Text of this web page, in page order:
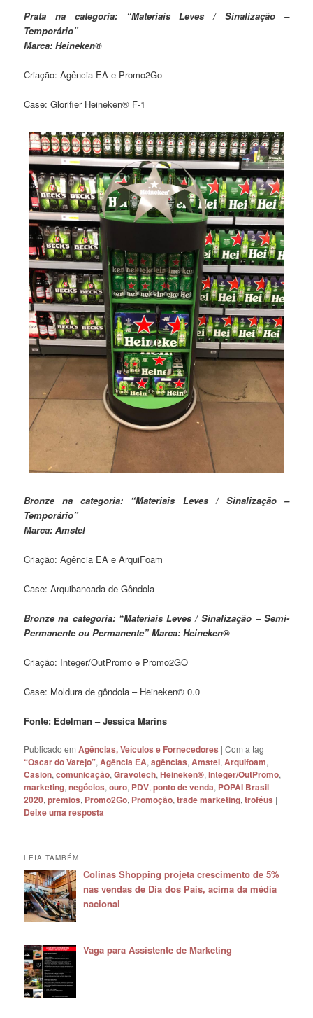
Prata na categoria: “Materiais Leves / Sinalização –
Temporário”
Marca: Heineken®
Criação: Agência EA e Promo2Go
Case: Glorifier Heineken® F-1
Bronze na categoria: “Materiais Leves / Sinalização –
Temporário”
Marca: Amstel
Criação: Agência EA e ArquiFoam
Case: Arquibancada de Gôndola
Bronze na categoria: “Materiais Leves / Sinalização – Semi-
Permanente ou Permanente”Marca: Heineken®
Criação: Integer/OutPromo e Promo2GO
Case: Moldura de gôndola – Heineken® 0.0
Fonte: Edelman – Jessica Marins
Publicado em Agências, Veículos e Fornecedores |Com a tag
“Oscar do Varejo”,Agência EA,agências,Amstel,Arquifoam,
Casion,comunicação,Gravotech,Heineken®,Integer/OutPromo,
marketing,negócios,ouro, PDV,ponto de venda, POPAI Brasil
2020,prêmios, Promo2Go, Promoção,trade marketing,troféus |
Deixe uma resposta
LEIA TAMBÉM
Colinas Shopping projeta crescimento de 5%
nas vendas de Dia dos Pais, acima da média
nacional
Vaga para Assistente de Marketing